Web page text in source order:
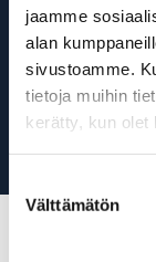
jaamme
alan
sivustoamme.
tietoja muihin
kerätty, kun olet
valinta
Välttämätön
Haluatko
Ota yhteyttä
voimme
Ota